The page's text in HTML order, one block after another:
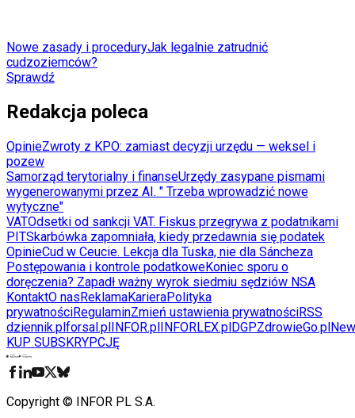
Nowe zasady i proceduryJak legalnie zatrudnić
cudzoziemców?
Sprawdź
Redakcja poleca
OpinieZwroty z KPO: zamiast decyzji urzędu — weksel i
pozew
Samorząd terytorialny i finanseUrzędy zasypane pismami
wygenerowanymi przez AI. " Trzeba wprowadzić nowe
wytyczne"
VATOdsetki od sankcji VAT. Fiskus przegrywa z podatnikami
PITSkarbówka zapomniała, kiedy przedawnia się podatek
OpinieCud w Ceucie. Lekcja dla Tuska, nie dla Sáncheza
Postępowania i kontrole podatkoweKoniec sporu o
doręczenia? Zapadł ważny wyrok siedmiu sędziów NSA
KontaktO nasReklamaKarieraPolityka
prywatnościRegulaminZmień ustawienia prywatnościRSS
dziennik.plforsal.plINFOR.plINFORLEX.plDGPZdrowieGo.pl
KUP SUBSKRYPCJĘ
Copyright © INFOR PL S.A.